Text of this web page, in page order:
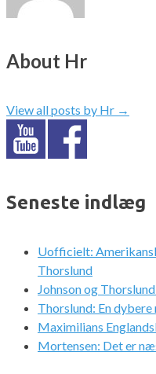
About Hr
View all posts by Hr →
Seneste indlæg
Uofficielt:
Thorslund
Johnson og
Thorslund: En
Maximilians
Mortensen: Det er